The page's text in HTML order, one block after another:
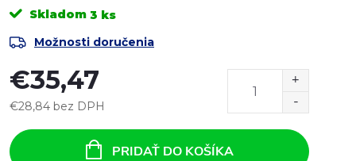
Skladom 3 ks
Možnosti doručenia
€35,47
€28,84 bez DPH
cena:
PRIDAŤ DO KOŠÍKA